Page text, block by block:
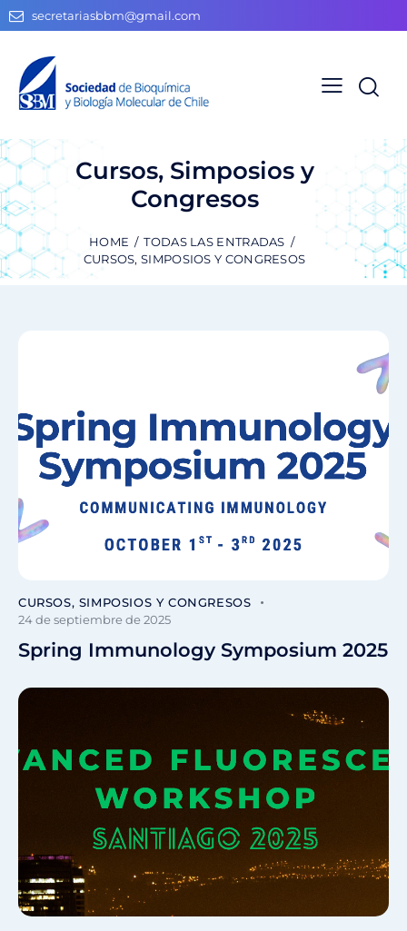
secretariasbbm@gmail.com
Cursos, Simposios y
Congresos
HOME
TODAS LAS ENTRADAS
CURSOS, SIMPOSIOS Y CONGRESOS
CURSOS, SIMPOSIOS Y CONGRESOS
24 de septiembre de 2025
Spring Immunology Symposium 2025